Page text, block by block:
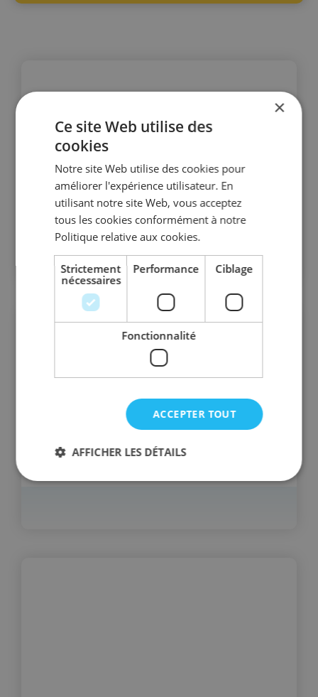
×
Ce site Web utilise des
cookies
Notre site Web utilise des cookies pour
améliorer l'expérience utilisateur. En
utilisant notre site Web, vous acceptez
tous les cookies conformément à notre
Politique relative aux cookies.
Strictement
nécessaires
Performance Ciblage
Fonctionnalité
ACCEPTER TOUT
AFFICHER LES DÉTAILS